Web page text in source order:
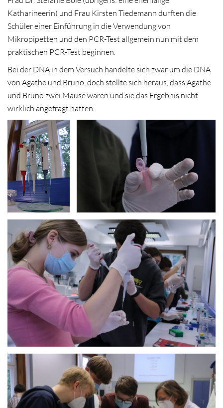
Katharineerin) und Frau Kirsten Tiedemann durften die
Schüler einer Einführung in die Verwendung von
Mikropipetten und den PCR-Test allgemein nun mit dem
praktischen PCR-Test beginnen.
Bei der DNA in dem Versuch handelte sich zwar um die DNA
von Agathe und Bruno, doch stellte sich heraus, dass Agathe
und Bruno zwei Mäuse waren und sie das Ergebnis nicht
wirklich angefragt hatten.